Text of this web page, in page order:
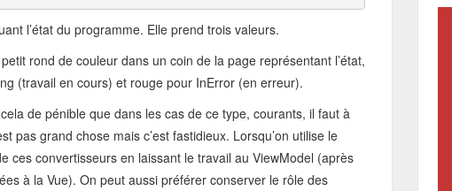
l’état du programme. Elle prend trois valeurs.
rond de couleur dans un coin de la page représentant l’état,
(travail en cours) et rouge pour InError (en erreur).
de pénible que dans les cas de ce type, courants, il faut à
pas grand chose mais c’est fastidieux. Lorsqu’on utilise le
ces convertisseurs en laissant le travail au ViewModel (après
à la Vue). On peut aussi préférer conserver le rôle des